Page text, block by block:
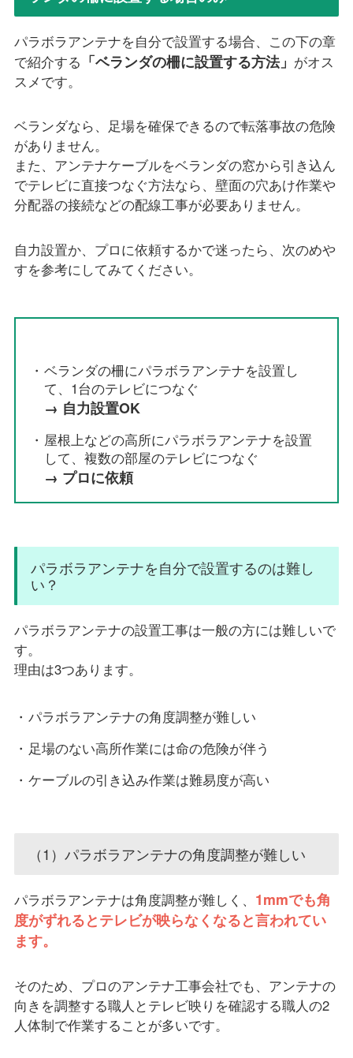
パラボラアンテナを自分で設置する場合、この下の章
で紹介する 「ベランダの柵に設置する方法」 がオス
スメです。
ベランダなら、足場を確保できるので転落事故の危険
がありません。
また、アンテナケーブルをベランダの窓から引き込ん
でテレビに直接つなぐ方法なら、壁面の穴あけ作業や
分配器の接続などの配線工事が必要ありません。
自力設置か、プロに依頼するかで迷ったら、次のめや
すを参考にしてみてください。
ベランダの柵にパラボラアンテナを設置し
て、1台のテレビにつなぐ
→ 自力設置OK
屋根上などの高所にパラボラアンテナを設置
して、複数の部屋のテレビにつなぐ
→ プロに依頼
パラボラアンテナを自分で設置するのは難し
い？
パラボラアンテナの設置工事は一般の方には難しいで
す。
理由は3つあります。
パラボラアンテナの角度調整が難しい
足場のない高所作業には命の危険が伴う
ケーブルの引き込み作業は難易度が高い
（1）パラボラアンテナの角度調整が難しい
パラボラアンテナは角度調整が難しく、 1mmでも角
度がずれるとテレビが映らなくなると言われてい
ます。
そのため、プロのアンテナ工事会社でも、アンテナの
向きを調整する職人とテレビ映りを確認する職人の2
人体制で作業することが多いです。